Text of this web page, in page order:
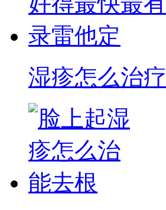
湿疹怎么治